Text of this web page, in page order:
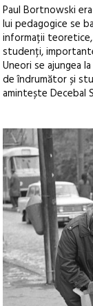
Paul Bortnowski
lui pedagogice se
informații
studenți,
Uneori se ajungea
de îndrumător și
amintește Decebal